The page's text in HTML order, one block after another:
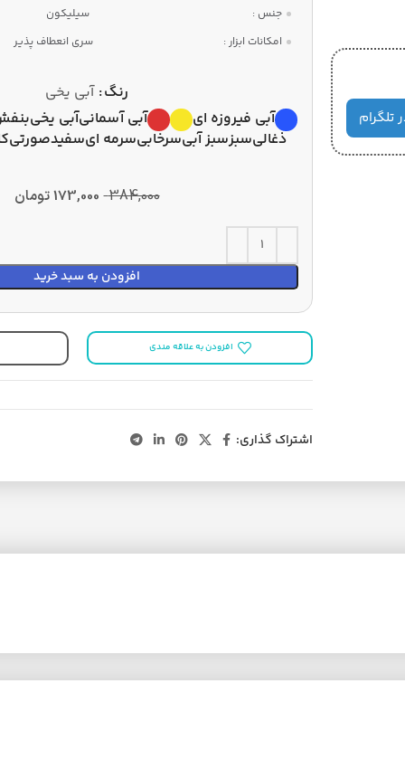
تلگرام
جنس :
سیلیکون
امکانات ابزار :
سری انعطاف پذیر
رنگ آبی یخی
آبی فیروزه ای
آبی آسمانیآبی یخی
ذغالیسبزسبز آبیسرخابیسرمه ایسفیدصورتی
384,000
173,000تومان
افزودن به سبد خرید
افزودن به علاقه مندی
اشتراک گذاری: